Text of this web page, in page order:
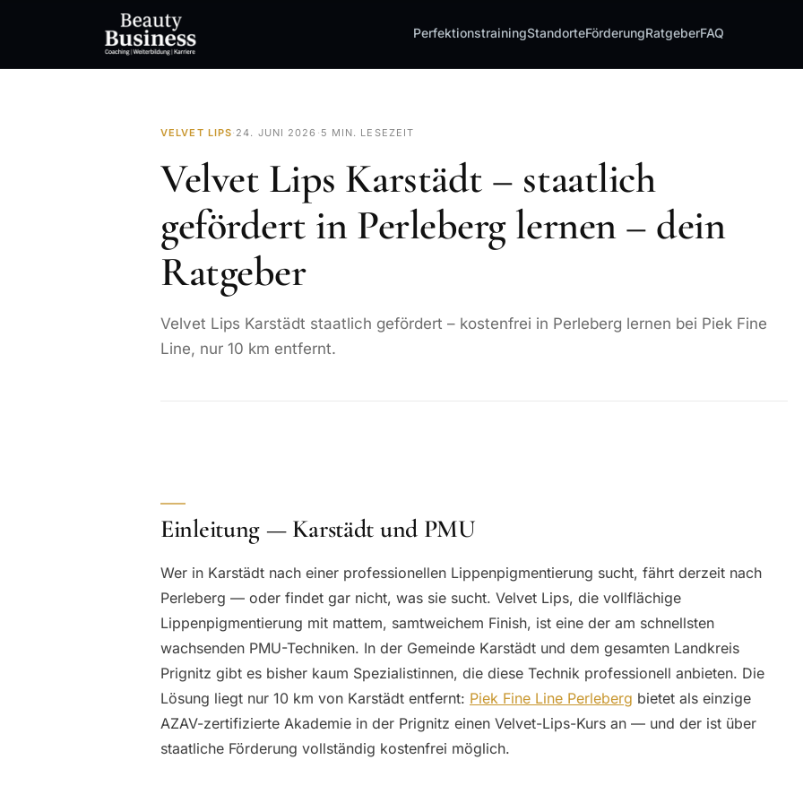
PerfektionstrainingStandorteFörderungRatgeberFAQ
VELVET LIPS· 24. JUNI 2026 · 5 MIN. LESEZEIT
Velvet Lips Karstädt – staatlich
gefördert in Perleberg lernen – dein
Ratgeber
Velvet Lips Karstädt staatlich gefördert – kostenfrei in Perleberg lernen bei Piek Fine
Line, nur 10 km entfernt.
Einleitung — Karstädt und PMU
Wer in Karstädt nach einer professionellen Lippenpigmentierung sucht, fährt derzeit nach
Perleberg — oder findet gar nicht, was sie sucht. Velvet Lips, die vollflächige
Lippenpigmentierung mit mattem, samtweichem Finish, ist eine der am schnellsten
wachsenden PMU-Techniken. In der Gemeinde Karstädt und dem gesamten Landkreis
Prignitz gibt es bisher kaum Spezialistinnen, die diese Technik professionell anbieten. Die
Lösung liegt nur 10 km von Karstädt entfernt: Piek Fine Line Perleberg bietet als einzige
AZAV-zertifizierte Akademie in der Prignitz einen Velvet-Lips-Kurs an — und der ist über
staatliche Förderung vollständig kostenfrei möglich.